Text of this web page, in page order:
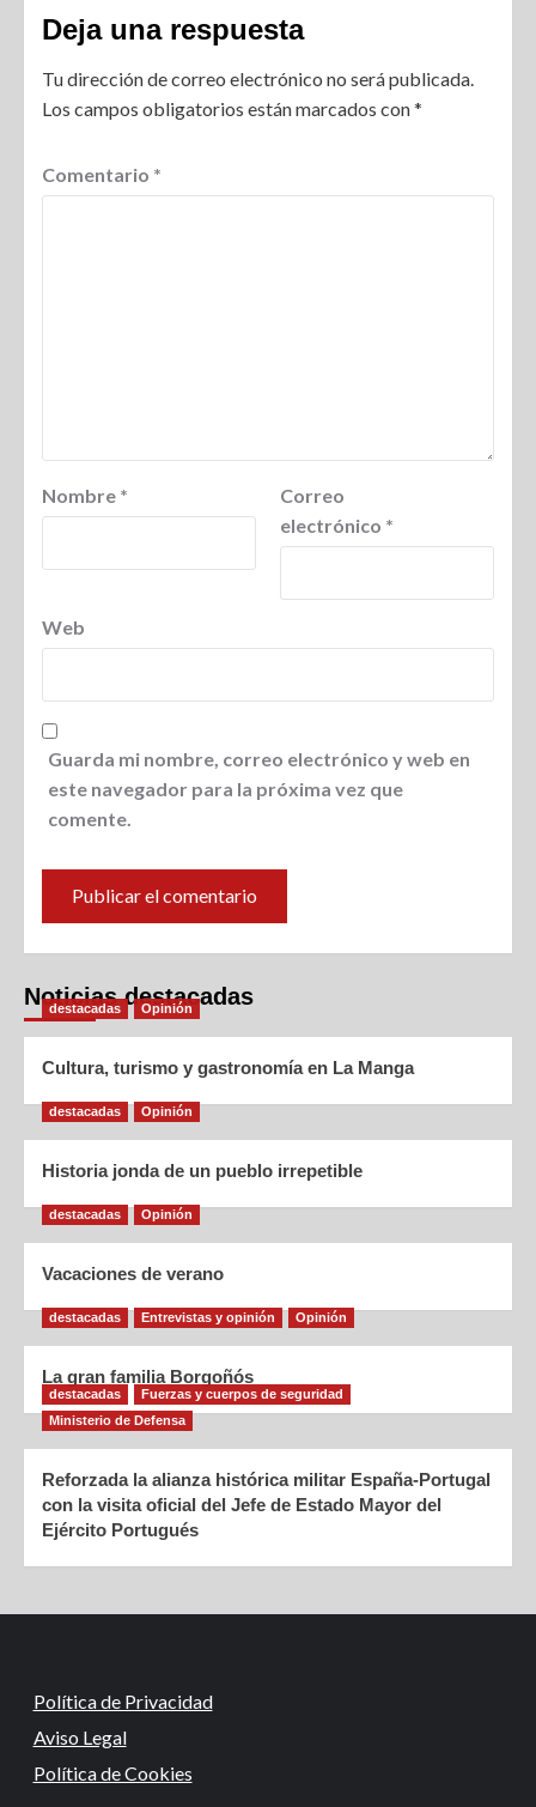
Deja una respuesta
Tu dirección de correo electrónico no será publicada.
Los campos obligatorios están marcados con*
Comentario *
Nombre *
Correo
electrónico *
Web
Guarda mi nombre, correo electrónico y web en
este navegador para la próxima vez que
comente.
Noticias destacadas
destacadas Opinión
Cultura, turismo y gastronomía en La Manga
destacadas Opinión
Historia jonda de un pueblo irrepetible
destacadas Opinión
Vacaciones de verano
destacadas Entrevistas y opinión Opinión
La gran familia Borgoñós
destacadas
Fuerzas y cuerpos de seguridad
Ministerio de Defensa
Reforzada la alianza histórica militar España-Portugal
con la visita oficial del Jefe de Estado Mayor del
Ejército Portugués
Política de Privacidad
Aviso Legal
Política de Cookies